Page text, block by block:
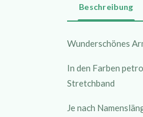
Beschreibung
Wunderschönes
In den Farben
Stretchband
Je nach